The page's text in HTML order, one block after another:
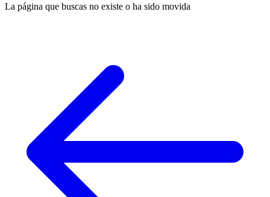
La página que buscas no existe o ha sido movida